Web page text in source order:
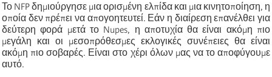
Το NFP δημιούργησε μια ορισμένη ελπίδα και μια κινητοποίηση, η
οποία δεν πρέπει να απογοητευτεί. Εάν η διαίρεση επανέλθει για
δεύτερη φορά μετά το Nupes, η αποτυχία θα είναι ακόμη πιο
μεγάλη και οι μεσοπρόθεσμες εκλογικές συνέπειες θα είναι
ακόμη πιο σοβαρές. Είναι στο χέρι όλων μας να το αποφύγουμε
αυτό.